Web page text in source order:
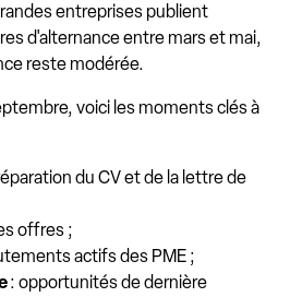
entreprises publient
d'alternance entre mars et mai,
reste modérée.
voici les moments clés à
du CV et de la lettre de
offres ;
actifs des PME ;
: opportunités de dernière